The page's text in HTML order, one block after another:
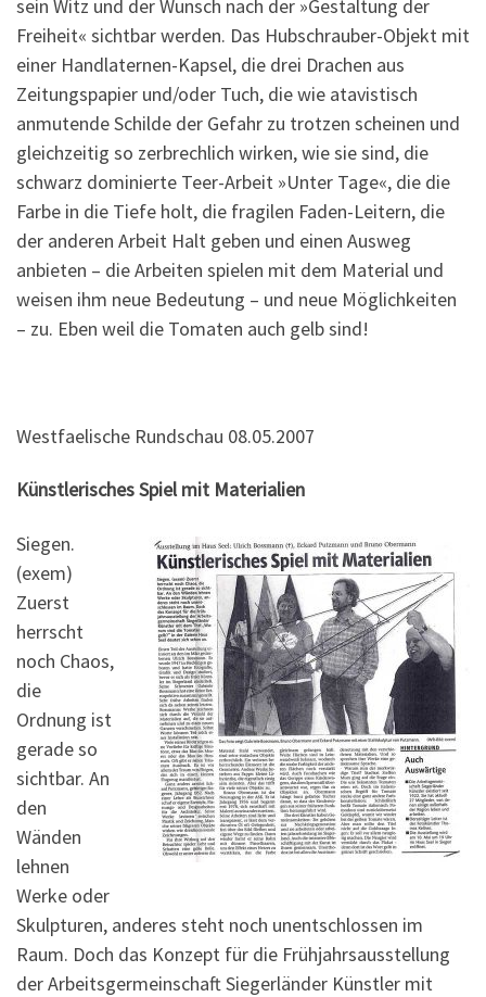
sein Witz und der Wunsch nach der »Gestaltung der
Freiheit« sichtbar werden. Das Hubschrauber-Objekt mit
einer Handlaternen-Kapsel, die drei Drachen aus
Zeitungspapier und/oder Tuch, die wie atavistisch
anmutende Schilde der Gefahr zu trotzen scheinen und
gleichzeitig so zerbrechlich wirken, wie sie sind, die
schwarz dominierte Teer-Arbeit »Unter Tage«, die die
Farbe in die Tiefe holt, die fragilen Faden-Leitern, die
der anderen Arbeit Halt geben und einen Ausweg
anbieten – die Arbeiten spielen mit dem Material und
weisen ihm neue Bedeutung – und neue Möglichkeiten
– zu. Eben weil die Tomaten auch gelb sind!
Westfaelische Rundschau 08.05.2007
Künstlerisches Spiel mit Materialien
Siegen.
(exem)
Zuerst
herrscht
noch Chaos,
die
Ordnung ist
gerade so
sichtbar. An
den
Wänden
lehnen
Werke oder
Skulpturen, anderes steht noch unentschlossen im
Raum. Doch das Konzept für die Frühjahrsausstellung
der Arbeitsgermeinschaft Siegerländer Künstler mit